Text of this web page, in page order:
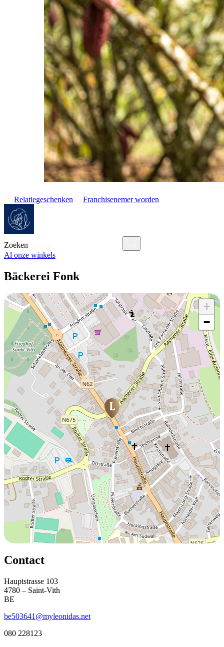
Relatiegeschenken Franchisenemer worden
Zoeken
Al onze winkels
Bäckerei Fonk
+
−
Contact
Hauptstrasse 103
4780 – Saint-Vith
BE
be503641@myleonidas.net
080 228123